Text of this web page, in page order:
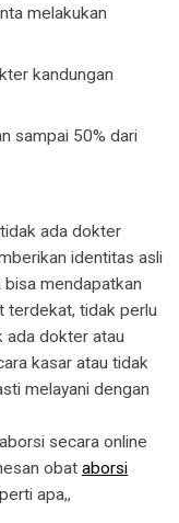
melakukan
kandungan
sampai 50% dari
ada dokter
identitas asli
bisa mendapatkan
terdekat, tidak perlu
ada dokter atau
kasar atau tidak
melayani dengan
secara online
obat aborsi
apa,,